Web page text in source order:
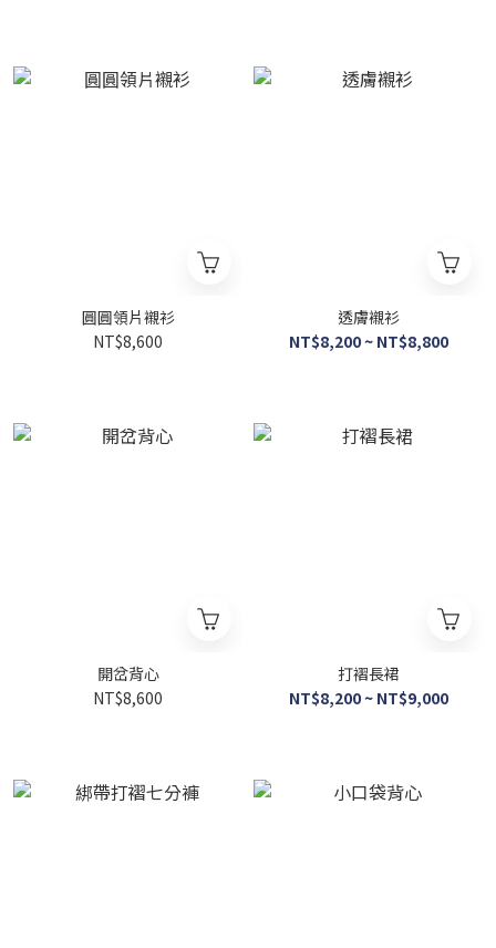
圓圓領片襯衫
NT$8,600
透膚襯衫
NT$8,200 ~ NT$8,800
開岔背心
NT$8,600
打褶長裙
NT$8,200 ~ NT$9,000